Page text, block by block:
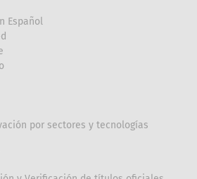
Español
por sectores y tecnologías